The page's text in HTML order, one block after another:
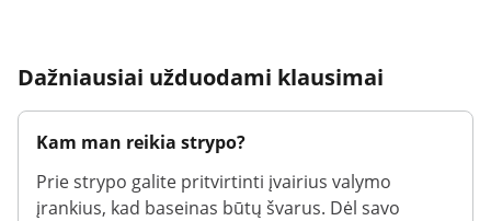
Dažniausiai užduodami klausimai
Kam man reikia strypo?
Prie strypo galite pritvirtinti įvairius valymo
įrankius, kad baseinas būtų švarus. Dėl savo